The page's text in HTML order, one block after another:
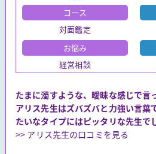
コース
対面鑑定
お悩み
経営相談
たまに濁すような、曖昧な感じで言
アリス先生はズバズバと力強い言葉
たいなタイプにはピッタリな先生で
>> アリス先生の口コミを見る